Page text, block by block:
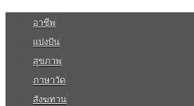
อาชีพ
แบ่งปัน
สุขภาพ
ภาษาวัด
สังฆทาน